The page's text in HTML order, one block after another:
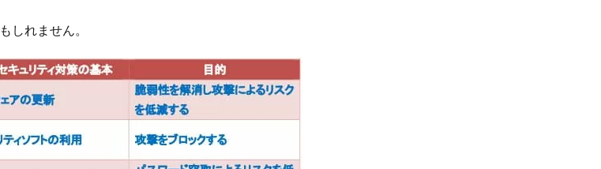
しれません。